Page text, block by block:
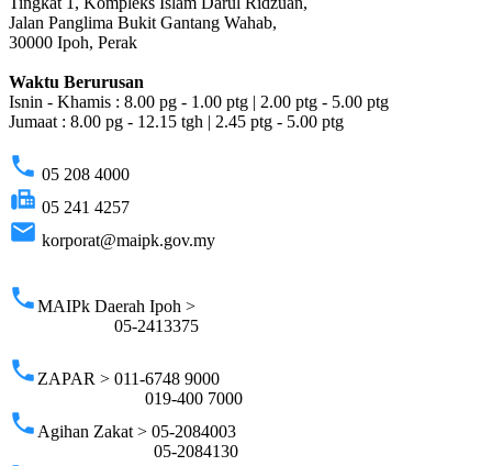
Jalan Panglima Bukit Gantang Wahab,
30000 Ipoh, Perak
Waktu Berurusan
Isnin - Khamis : 8.00 pg - 1.00 ptg | 2.00 ptg - 5.00 ptg
Jumaat : 8.00 pg - 12.15 tgh | 2.45 ptg - 5.00 ptg
phone 05 208 4000
fax 05 241 4257
email korporat@maipk.gov.my
phoneMAIPk Daerah Ipoh >
05-2413375
phone ZAPAR > 011-6748 9000
019-400 7000
phone Agihan Zakat > 05-2084003
05-2084130